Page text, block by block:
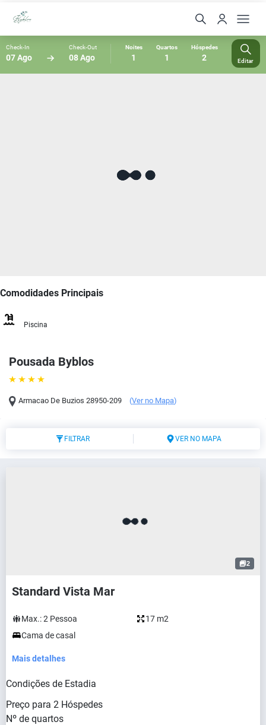
Check-In
07 Ago
Check-Out
08 Ago
Noites
1
Quartos
1
Hóspedes
2 Editar
Pousada Byblos
Armacao De Buzios 28950-209 (Ver no Mapa)
Comodidades Principais
Piscina
FILTRAR VER NO MAPA
2
Standard Vista Mar
Max.:2 Pessoa
17 m2
Cama de casal
Mais detalhes
Condições de Estadia
Preço para 2 Hóspedes
Nº de quartos